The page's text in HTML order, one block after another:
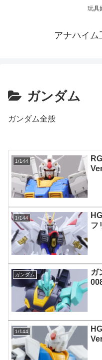
玩具
アナハイム
ガンダム
ガンダム全般
1/144
1/144
フ
ガンダム
ガ
1/144